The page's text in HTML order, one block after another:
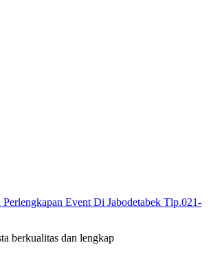
Event Di Jabodetabek Tlp.021-
berkualitas dan lengkap